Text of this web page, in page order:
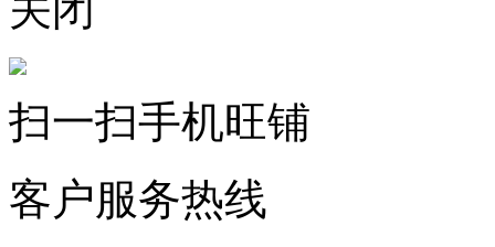
关闭
扫一扫手机旺铺
客户服务热线